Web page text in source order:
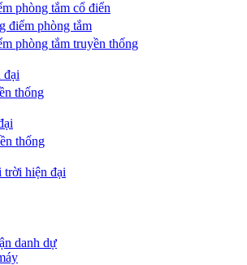
phòng tắm cổ điển
điểm phòng tắm
phòng tắm truyền thống
đại
thống
thống
trời hiện đại
danh dự